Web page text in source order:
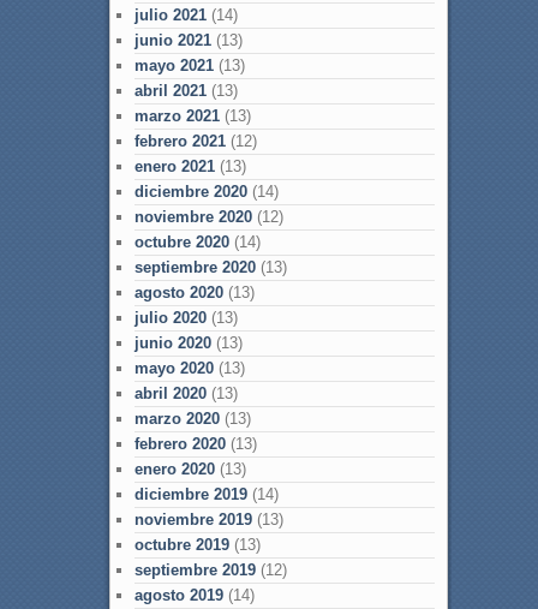
julio 2021(14)
junio 2021(13)
mayo 2021(13)
abril 2021(13)
marzo 2021(13)
febrero 2021(12)
enero 2021(13)
diciembre 2020(14)
noviembre 2020(12)
octubre 2020(14)
septiembre 2020(13)
agosto 2020(13)
julio 2020(13)
junio 2020(13)
mayo 2020(13)
abril 2020(13)
marzo 2020(13)
febrero 2020(13)
enero 2020(13)
diciembre 2019(14)
noviembre 2019(13)
octubre 2019(13)
septiembre 2019(12)
agosto 2019(14)